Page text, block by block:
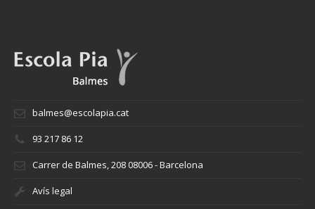
balmes@escolapia.cat
93 217 86 12
Carrer de Balmes, 208 08006 - Barcelona
Avís legal